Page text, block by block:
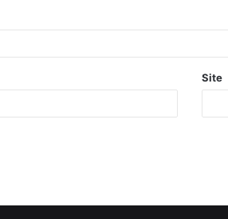
Site